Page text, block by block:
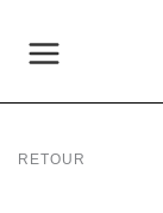
contenu
RETOUR